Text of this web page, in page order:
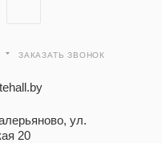
ЗАКАЗАТЬ ЗВОНОК
ул.
20